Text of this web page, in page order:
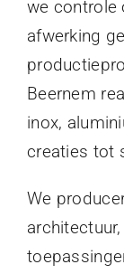
we controle
afwerking
Beernem
inox,
creaties tot
We